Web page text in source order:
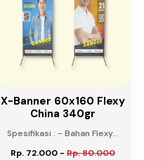
X-Banner 60x160 Flexy
China 340gr
Spesifikasi : - Bahan Flexy...
Rp. 72.000 - Rp. 80.000